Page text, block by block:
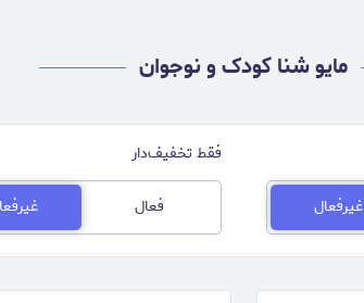
مایو شنا کودک و نوجوان
غیرفعال
فقط تخفیف‌دار
فعال